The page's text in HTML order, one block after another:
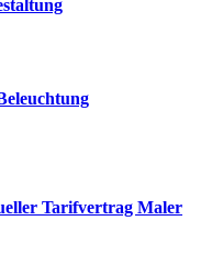
Tarifvertrag Maler